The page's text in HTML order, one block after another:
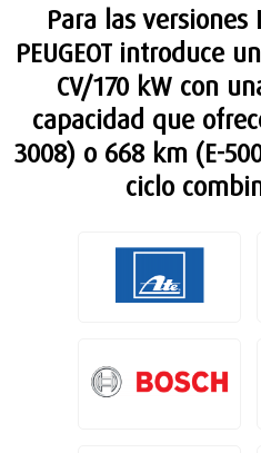
Para las
PEUGEOT introduce
CV/170 kW con
capacidad que
3008) o 668 km (E-
ciclo